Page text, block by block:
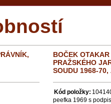
BOČEK
PRAŽSKÉHO
SOUDU 1968-70,
Kód položky:
peefka 1969 s